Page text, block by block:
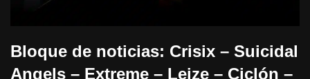
Bloque de noticias: Crisix – Suicidal
Angels – Extreme – Leize – Ciclón –